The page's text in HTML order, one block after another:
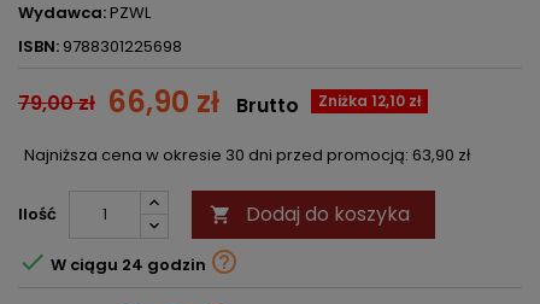
Wydawca:PZWL
ISBN: 9788301225698
79,00 zł 66,90 zł Zniżka 12,10 zł
Brutto
Najniższa cena w okresie 30 dni przed promocją: 63,90 zł
Ilość  Dodaj do koszyka
 W ciągu 24 godzin 